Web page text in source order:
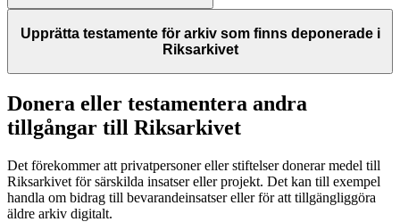
Upprätta testamente för arkiv som finns deponerade i
Riksarkivet
Donera eller testamentera andra
tillgångar till Riksarkivet
Det förekommer att privatpersoner eller stiftelser donerar medel till
Riksarkivet för särskilda insatser eller projekt. Det kan till exempel
handla om bidrag till bevarandeinsatser eller för att tillgängliggöra
äldre arkiv digitalt.